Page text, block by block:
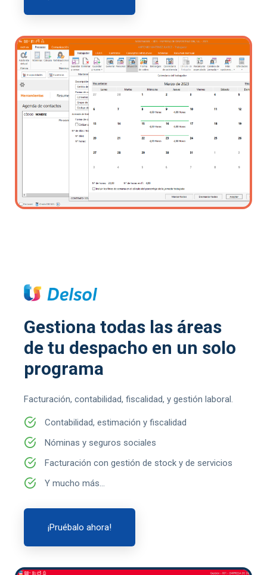
Gestiona todas las áreas
de tu despacho en un solo
programa
Facturación, contabilidad, fiscalidad, y gestión laboral.
Contabilidad, estimación y fiscalidad
Nóminas y seguros sociales
Facturación con gestión de stock y de servicios
Y mucho más…
¡Pruébalo ahora!